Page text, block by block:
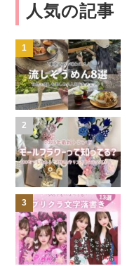
人気の記事